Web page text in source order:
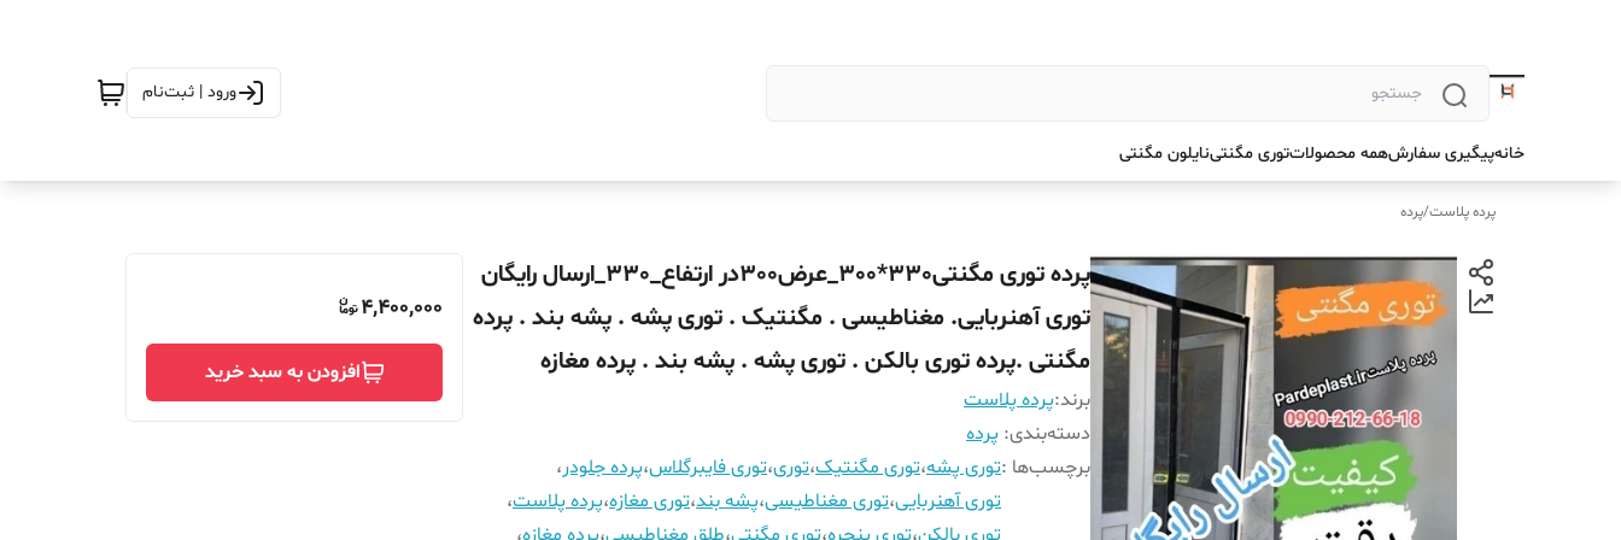
ورود | ثبت‌نام
خانهپیگیری سفارشهمه محصولاتتوری مگنتینایلون مگنتی
پرده پلاست/پرده
پرده توری مگنتی330*300_عرض300در ارتفاع_330_ارسال رایگان
توری آهنربایی. مغناطیسی . مگنتیک . توری پشه . پشه بند . پرده
مگنتی .پرده توری بالکن . توری پشه . پشه بند . پرده مغازه
برند:پرده پلاست
دسته‌بندی: پرده
برچسب‌ها :توری پشه،توری مگنتیک،توری،توری فایبرگلاس،پرده جلودر،
توری آهنربایی،توری مغناطیسی،پشه بند،توری مغازه،پرده پلاست،
4,400,000
افزودن به سبد خرید